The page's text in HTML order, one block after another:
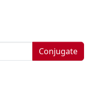
Conjugate